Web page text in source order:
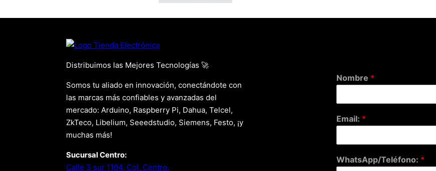
Distribuimos las Mejores Tecnologías 🚀
Somos tu aliado en innovación, conectándote con
las marcas más confiables y avanzadas del
mercado: Arduino, Raspberry Pi, Dahua, Telcel,
ZkTeco, Libelium, Seeedstudio, Siemens, Festo, ¡y
muchas más!
Sucursal Centro:
Calle 3 sur 1104, Col. Centro.
Nombre *
Email: *
WhatsApp/Teléfono: *